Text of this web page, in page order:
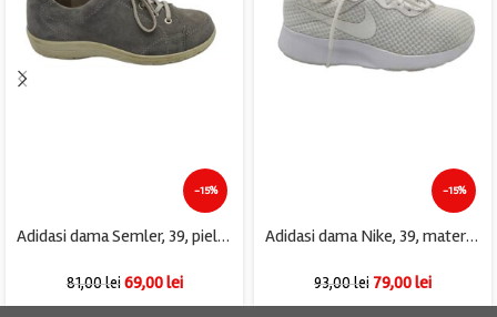
-15%
Adidasi dama Semler, 39, piele intoarsa, gri
81,00lei 69,00lei
-15%
Adidasi dama Nike, 39, material textil, alb
93,00lei 79,00lei